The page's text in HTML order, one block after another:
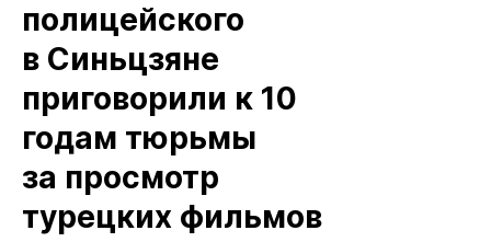
полицейского
в Синьцзяне
приговорили к 10
годам тюрьмы
за просмотр
турецких фильмов